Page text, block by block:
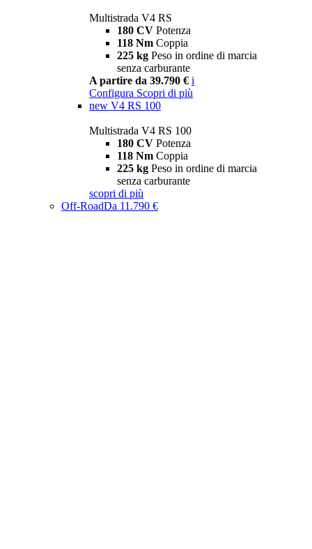
Multistrada V4 RS
180 CV Potenza
118 Nm Coppia
225 kg Peso in ordine di marcia
senza carburante
A partire da 39.790 € i
Configura Scopri di più
new V4 RS 100
Multistrada V4 RS 100
180 CV Potenza
118 Nm Coppia
225 kg Peso in ordine di marcia
senza carburante
scopri di più
Off-RoadDa 11.790 €